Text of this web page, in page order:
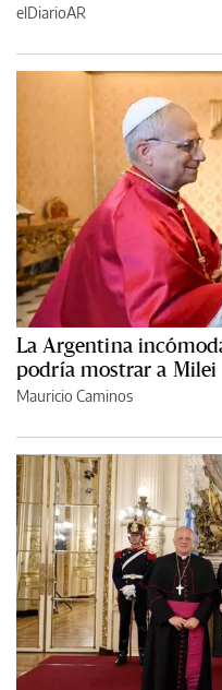
elDiarioAR
La Argentina
podría mostrar a Milei
Mauricio Caminos